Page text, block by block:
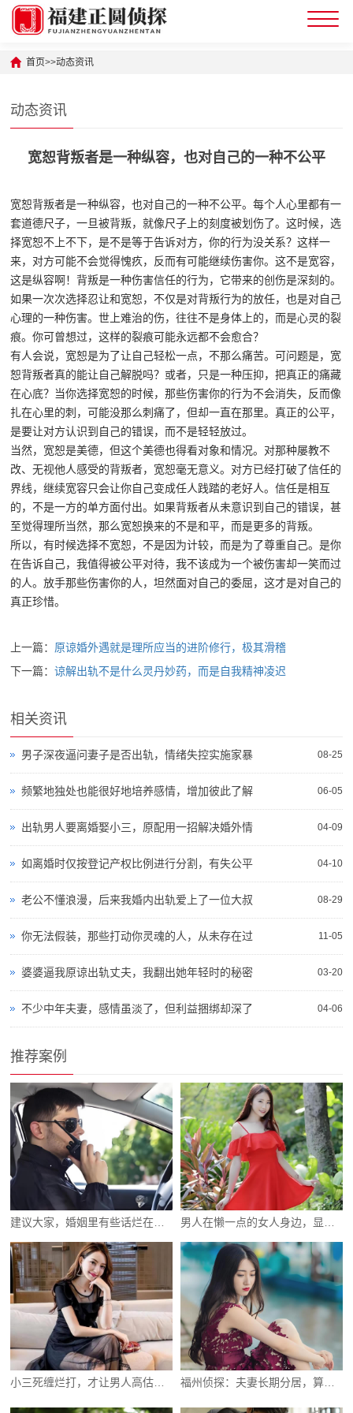
首页>>动态资讯
动态资讯
宽恕背叛者是一种纵容，也对自己的一种不公平
宽恕背叛者是一种纵容，也对自己的一种不公平。每个人心里都有一
套道德尺子，一旦被背叛，就像尺子上的刻度被划伤了。这时候，选
择宽恕不上不下，是不是等于告诉对方，你的行为没关系？这样一
来，对方可能不会觉得愧疚，反而有可能继续伤害你。这不是宽容，
这是纵容啊！背叛是一种伤害信任的行为，它带来的创伤是深刻的。
如果一次次选择忍让和宽恕，不仅是对背叛行为的放任，也是对自己
心理的一种伤害。世上难治的伤，往往不是身体上的，而是心灵的裂
痕。你可曾想过，这样的裂痕可能永远都不会愈合？
有人会说，宽恕是为了让自己轻松一点，不那么痛苦。可问题是，宽
恕背叛者真的能让自己解脱吗？或者，只是一种压抑，把真正的痛藏
在心底？当你选择宽恕的时候，那些伤害你的行为不会消失，反而像
扎在心里的刺，可能没那么刺痛了，但却一直在那里。真正的公平，
是要让对方认识到自己的错误，而不是轻轻放过。
当然，宽恕是美德，但这个美德也得看对象和情况。对那种屡教不
改、无视他人感受的背叛者，宽恕毫无意义。对方已经打破了信任的
界线，继续宽容只会让你自己变成任人践踏的老好人。信任是相互
的，不是一方的单方面付出。如果背叛者从未意识到自己的错误，甚
至觉得理所当然，那么宽恕换来的不是和平，而是更多的背叛。
所以，有时候选择不宽恕，不是因为计较，而是为了尊重自己。是你
在告诉自己，我值得被公平对待，我不该成为一个被伤害却一笑而过
的人。放手那些伤害你的人，坦然面对自己的委屈，这才是对自己的
真正珍惜。
上一篇： 原谅婚外遇就是理所应当的进阶修行，极其滑稽
下一篇：谅解出轨不是什么灵丹妙药，而是自我精神凌迟
相关资讯
08-25
男子深夜逼问妻子是否出轨，情绪失控实施家暴
06-05
频繁地独处也能很好地培养感情，增加彼此了解
04-09
出轨男人要离婚娶小三，原配用一招解决婚外情
04-10
如离婚时仅按登记产权比例进行分割，有失公平
08-29
老公不懂浪漫，后来我婚内出轨爱上了一位大叔
11-05
你无法假装，那些打动你灵魂的人，从未存在过
03-20
婆婆逼我原谅出轨丈夫，我翻出她年轻时的秘密
04-06
不少中年夫妻，感情虽淡了，但利益捆绑却深了
推荐案例
建议大家，婚姻里有些话烂在肚子里都别说 男人在懒一点的女人身边，显得格外顾家
福州侦探：夫妻长期分居，算不算自动离婚